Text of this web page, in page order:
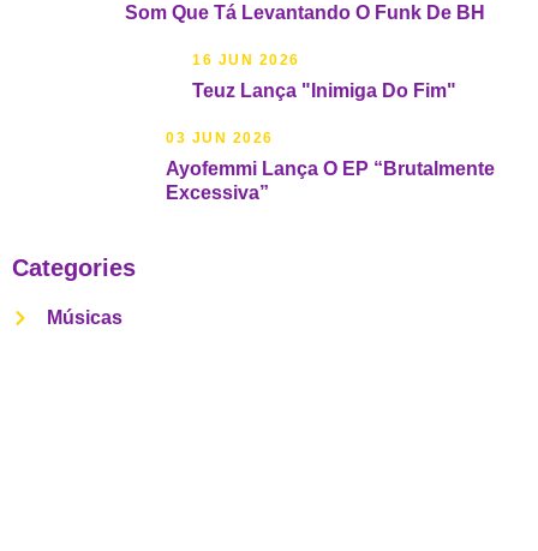
Som Que Tá Levantando O Funk De BH
16 JUN 2026
Teuz Lança "Inimiga Do Fim"
03 JUN 2026
Ayofemmi Lança O EP “Brutalmente
Excessiva”
Categories
Músicas